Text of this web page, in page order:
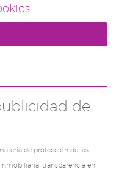
de
de protección de las
transparencia en